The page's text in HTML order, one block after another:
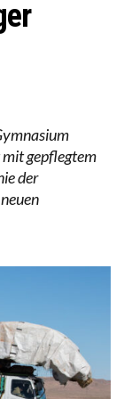
gepflegtem
der